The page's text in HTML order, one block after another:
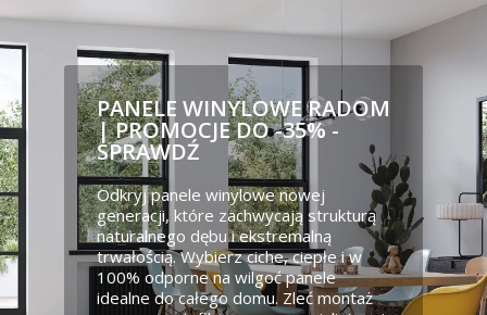
PANELE WINYLOWE RADOM
| PROMOCJE DO -35% -
SPRAWDŹ
Odkryj panele winylowe nowej
generacji, które zachwycają strukturą
naturalnego dębu i ekstremalną
trwałością. Wybierz ciche, ciepłe i w
100% odporne na wilgoć panele
idealne do całego domu. Zleć montaż